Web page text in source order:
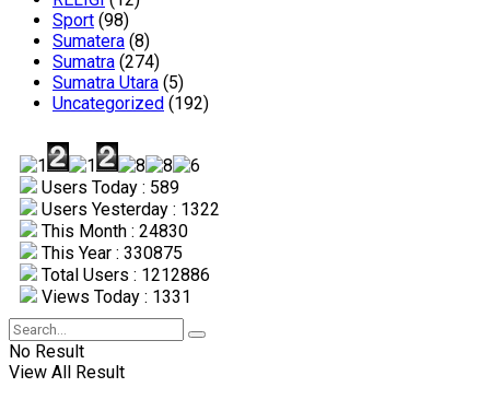
Sport (98)
Sumatera (8)
Sumatra (274)
Sumatra Utara (5)
Uncategorized (192)
Users Today : 589
Users Yesterday : 1322
This Month : 24830
This Year : 330875
Total Users : 1212886
Views Today : 1331
No Result
View All Result